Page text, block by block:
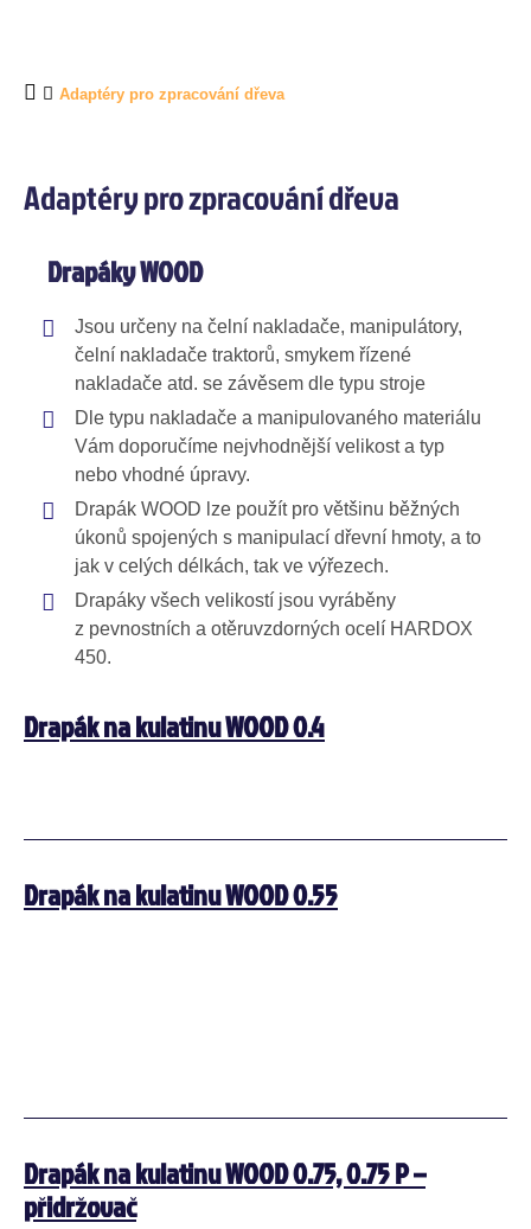
Adaptéry pro zpracování dřeva
Adaptéry pro zpracování dřeva
Drapáky WOOD
Jsou určeny na čelní nakladače, manipulátory,
čelní nakladače traktorů, smykem řízené
nakladače atd. se závěsem dle typu stroje
Dle typu nakladače a manipulovaného materiálu
Vám doporučíme nejvhodnější velikost a typ
nebo vhodné úpravy.
Drapák WOOD lze použít pro většinu běžných
úkonů spojených s manipulací dřevní hmoty, a to
jak v celých délkách, tak ve výřezech.
Drapáky všech velikostí jsou vyráběny
z pevnostních a otěruvzdorných ocelí HARDOX
450.
Drapák na kulatinu WOOD 0.4
Drapák na kulatinu WOOD 0.55
Drapák na kulatinu WOOD 0.75, 0.75 P –
přidržovač